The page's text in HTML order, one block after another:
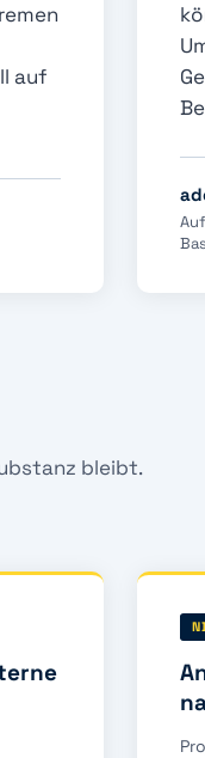
auf
bleibt.